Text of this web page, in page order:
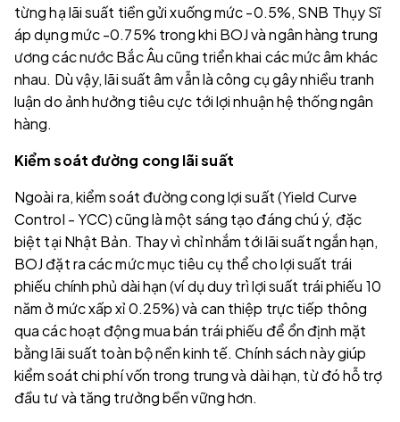
từng hạ lãi suất tiền gửi xuống mức -0.5%, SNB Thụy Sĩ
áp dụng mức -0.75% trong khi BOJ và ngân hàng trung
ương các nước Bắc Âu cũng triển khai các mức âm khác
nhau. Dù vậy, lãi suất âm vẫn là công cụ gây nhiều tranh
luận do ảnh hưởng tiêu cực tới lợi nhuận hệ thống ngân
hàng.
Kiểm soát đường cong lãi suất
Ngoài ra, kiểm soát đường cong lợi suất (Yield Curve
Control - YCC) cũng là một sáng tạo đáng chú ý, đặc
biệt tại Nhật Bản. Thay vì chỉ nhắm tới lãi suất ngắn hạn,
BOJ đặt ra các mức mục tiêu cụ thể cho lợi suất trái
phiếu chính phủ dài hạn (ví dụ duy trì lợi suất trái phiếu 10
năm ở mức xấp xỉ 0.25%) và can thiệp trực tiếp thông
qua các hoạt động mua bán trái phiếu để ổn định mặt
bằng lãi suất toàn bộ nền kinh tế. Chính sách này giúp
kiểm soát chi phí vốn trong trung và dài hạn, từ đó hỗ trợ
đầu tư và tăng trưởng bền vững hơn.